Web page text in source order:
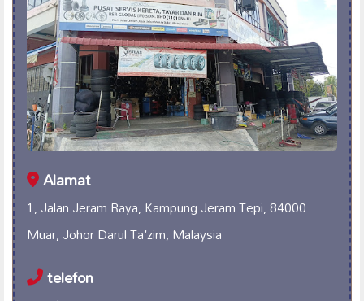
Alamat
1, Jalan Jeram Raya, Kampung Jeram Tepi, 84000
Muar, Johor Darul Ta'zim, Malaysia
telefon